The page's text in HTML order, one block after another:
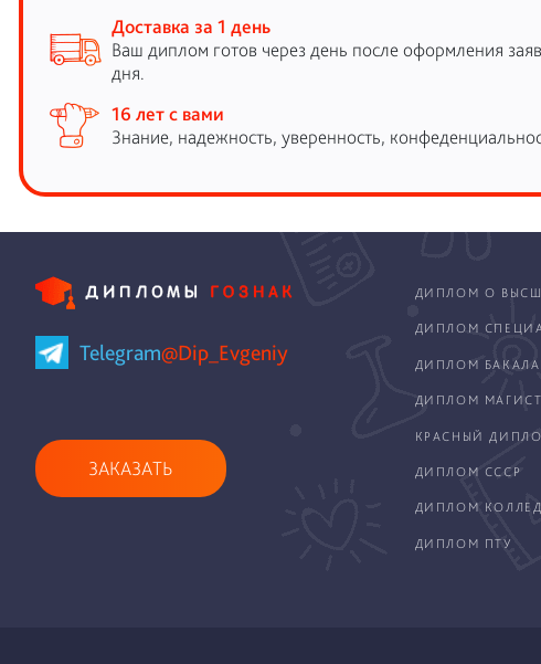
Доставка за 1 день
Ваш диплом готов через день после оформления
дня.
16 лет с вами
Знание, надежность, уверенность,
Telegram@Dip_Evgeniy
ЗАКАЗАТЬ
ДИПЛОМ О
ДИПЛОМ
ДИПЛОМ
ДИПЛОМ
КРАСНЫЙ
ДИПЛОМ СССР
ДИПЛОМ
ДИПЛОМ ПТУ